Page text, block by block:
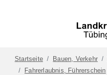
Startseite Bauen, Verkehr
Fahrerlaubnis, Führerschein